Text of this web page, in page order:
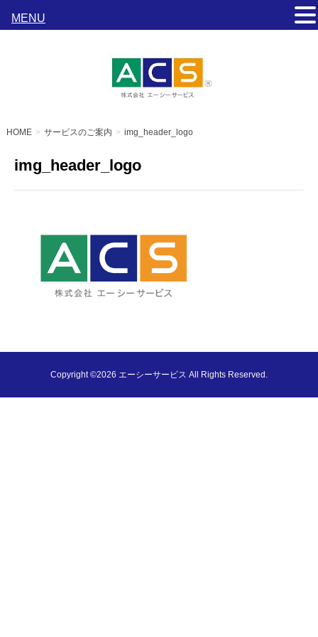
HOME サービスのご案内 img_header_logo
img_header_logo
Copyright ©2026 エーシーサービス All Rights Reserved.
MENU